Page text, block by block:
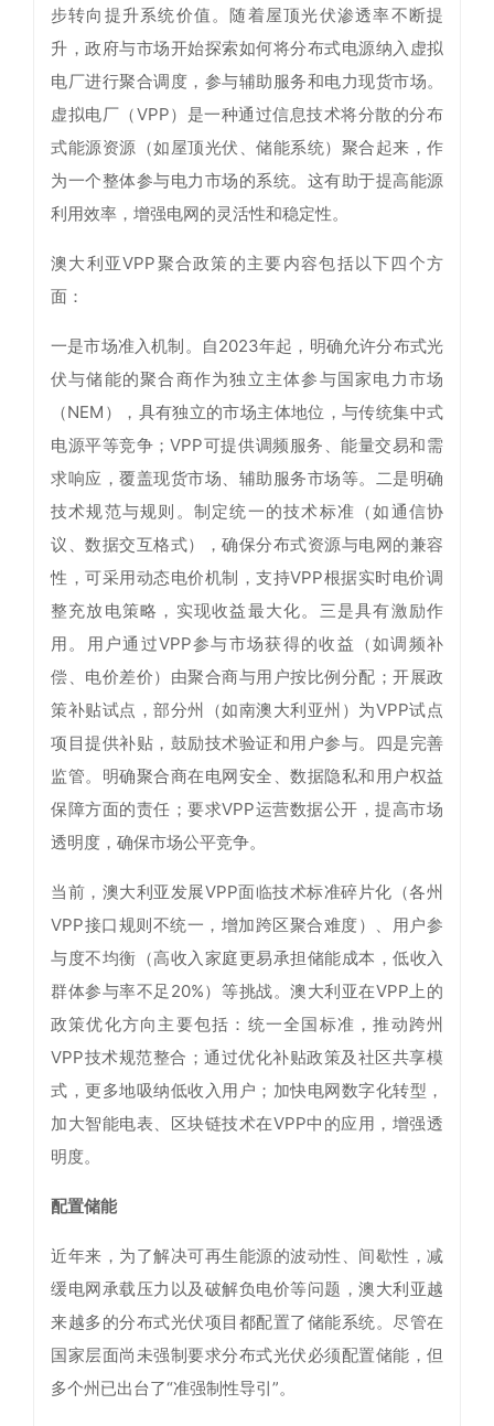
步转向提升系统价值。随着屋顶光伏渗透率不断提
升，政府与市场开始探索如何将分布式电源纳入虚拟
电厂进行聚合调度，参与辅助服务和电力现货市场。
虚拟电厂（VPP）是一种通过信息技术将分散的分布
式能源资源（如屋顶光伏、储能系统）聚合起来，作
为一个整体参与电力市场的系统。这有助于提高能源
利用效率，增强电网的灵活性和稳定性。
澳大利亚VPP聚合政策的主要内容包括以下四个方
面：
一是市场准入机制。自2023年起，明确允许分布式光
伏与储能的聚合商作为独立主体参与国家电力市场
（NEM），具有独立的市场主体地位，与传统集中式
电源平等竞争；VPP可提供调频服务、能量交易和需
求响应，覆盖现货市场、辅助服务市场等。二是明确
技术规范与规则。制定统一的技术标准（如通信协
议、数据交互格式），确保分布式资源与电网的兼容
性，可采用动态电价机制，支持VPP根据实时电价调
整充放电策略，实现收益最大化。三是具有激励作
用。用户通过VPP参与市场获得的收益（如调频补
偿、电价差价）由聚合商与用户按比例分配；开展政
策补贴试点，部分州（如南澳大利亚州）为VPP试点
项目提供补贴，鼓励技术验证和用户参与。四是完善
监管。明确聚合商在电网安全、数据隐私和用户权益
保障方面的责任；要求VPP运营数据公开，提高市场
透明度，确保市场公平竞争。
当前，澳大利亚发展VPP面临技术标准碎片化（各州
VPP接口规则不统一，增加跨区聚合难度）、用户参
与度不均衡（高收入家庭更易承担储能成本，低收入
群体参与率不足20%）等挑战。澳大利亚在VPP上的
政策优化方向主要包括：统一全国标准，推动跨州
VPP技术规范整合；通过优化补贴政策及社区共享模
式，更多地吸纳低收入用户；加快电网数字化转型，
加大智能电表、区块链技术在VPP中的应用，增强透
明度。
配置储能
近年来，为了解决可再生能源的波动性、间歇性，减
缓电网承载压力以及破解负电价等问题，澳大利亚越
来越多的分布式光伏项目都配置了储能系统。尽管在
国家层面尚未强制要求分布式光伏必须配置储能，但
多个州已出台了“准强制性导引”。